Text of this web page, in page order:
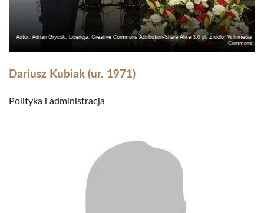
Dariusz Kubiak (ur. 1971)
Polityka i administracja